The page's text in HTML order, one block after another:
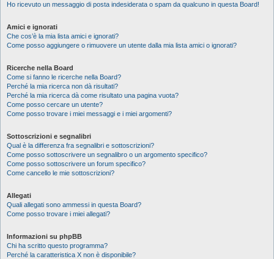
Ho ricevuto un messaggio di posta indesiderata o spam da qualcuno in questa Board!
Amici e ignorati
Che cos’è la mia lista amici e ignorati?
Come posso aggiungere o rimuovere un utente dalla mia lista amici o ignorati?
Ricerche nella Board
Come si fanno le ricerche nella Board?
Perché la mia ricerca non dà risultati?
Perché la mia ricerca dà come risultato una pagina vuota?
Come posso cercare un utente?
Come posso trovare i miei messaggi e i miei argomenti?
Sottoscrizioni e segnalibri
Qual è la differenza fra segnalibri e sottoscrizioni?
Come posso sottoscrivere un segnalibro o un argomento specifico?
Come posso sottoscrivere un forum specifico?
Come cancello le mie sottoscrizioni?
Allegati
Quali allegati sono ammessi in questa Board?
Come posso trovare i miei allegati?
Informazioni su phpBB
Chi ha scritto questo programma?
Perché la caratteristica X non è disponibile?